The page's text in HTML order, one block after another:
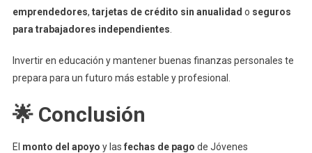
emprendedores, tarjetas de crédito sin anualidad o seguros
para trabajadores independientes
Invertir en educación y mantener buenas finanzas personales te
prepara para un futuro más estable y profesional.
🌟 Conclusión
El monto del apoyo y las fechas de pago de Jóvenes